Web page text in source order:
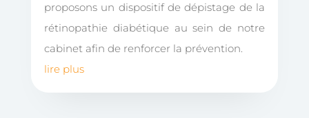
proposons un dispositif de dépistage de la
rétinopathie diabétique au sein de notre
cabinet afin de renforcer la prévention.
lire plus